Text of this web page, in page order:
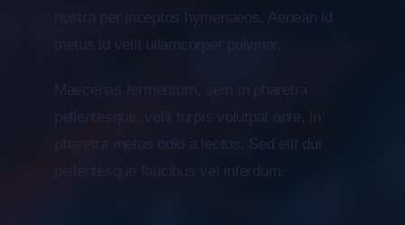
nostra per inceptos hymenaeos. Aenean id
metus id velit ullamcorper pulvinar.
Maecenas fermentum, sem in pharetra
pellentesque, velit turpis volutpat ante, in
pharetra metus odio a lectus. Sed elit dui
pellentesque faucibus vel interdum.